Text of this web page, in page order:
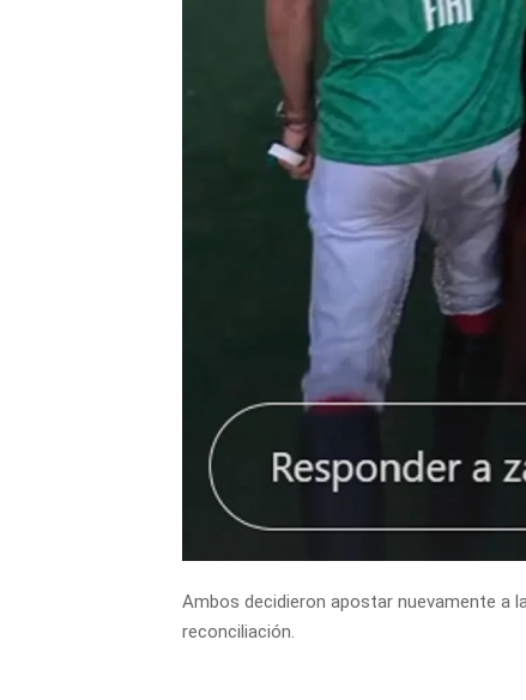
Ambos decidieron apostar nuevamente a
reconciliación.